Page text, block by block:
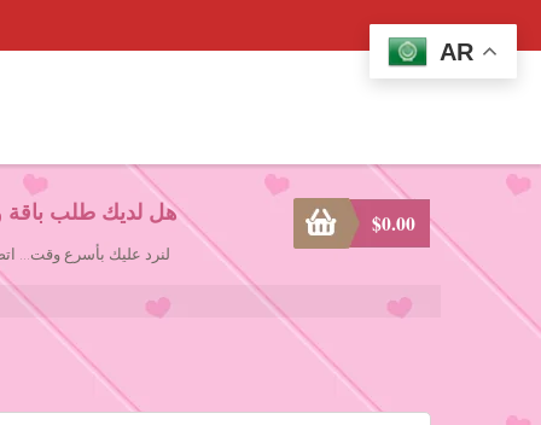
هل لديك طلب باقة
لنرد عليك بأسرع وقت...
$0.00
AR